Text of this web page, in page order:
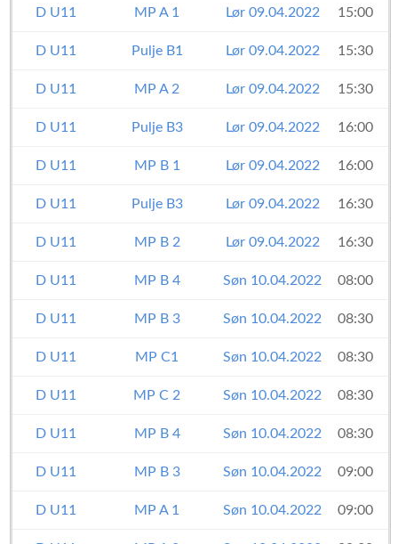
D U11 MP A 1 Lør 09.04.2022 15:00
D U11 Pulje B1 Lør 09.04.2022 15:30
D U11 MP A 2 Lør 09.04.2022 15:30
D U11 Pulje B3 Lør 09.04.2022 16:00
D U11 MP B 1 Lør 09.04.2022 16:00
D U11 Pulje B3 Lør 09.04.2022 16:30
D U11 MP B 2 Lør 09.04.2022 16:30
D U11 MP B 4 Søn 10.04.2022 08:00
D U11 MP B 3 Søn 10.04.2022 08:30
D U11 MP C1 Søn 10.04.2022 08:30
D U11 MP C 2 Søn 10.04.2022 08:30
D U11 MP B 4 Søn 10.04.2022 08:30
D U11 MP B 3 Søn 10.04.2022 09:00
D U11 MP A 1 Søn 10.04.2022 09:00